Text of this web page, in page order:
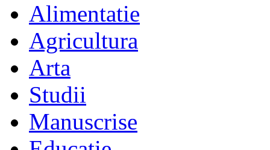
Alimentatie
Agricultura
Arta
Studii
Manuscrise